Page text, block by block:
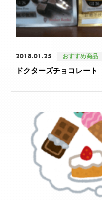
2018.01.25 おすすめ商品
ドクターズチョコレート